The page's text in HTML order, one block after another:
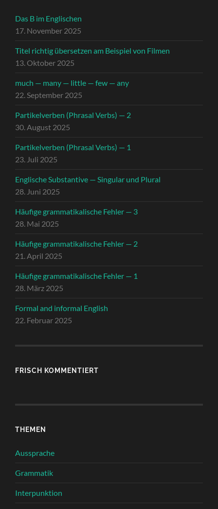
Das B im Englischen
17. November 2025
Titel richtig übersetzen am Beispiel von Filmen
13. Oktober 2025
much — many — little — few — any
22. September 2025
Partikelverben (Phrasal Verbs) — 2
30. August 2025
Partikelverben (Phrasal Verbs) — 1
23. Juli 2025
Englische Substantive — Singular und Plural
28. Juni 2025
Häufige grammatikalische Fehler — 3
28. Mai 2025
Häufige grammatikalische Fehler — 2
21. April 2025
Häufige grammatikalische Fehler — 1
28. März 2025
Formal and informal English
22. Februar 2025
FRISCH KOMMENTIERT
THEMEN
Aussprache
Grammatik
Interpunktion